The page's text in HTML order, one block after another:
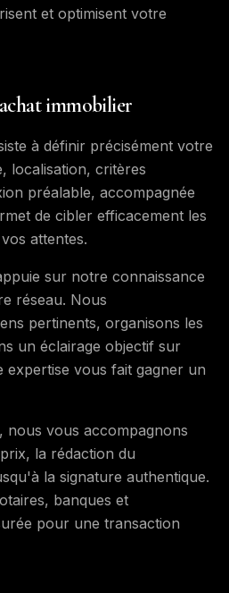
et optimisent votre
immobilier
à définir précisément votre
localisation, critères
préalable, accompagnée
de cibler efficacement les
attentes.
sur notre connaissance
réseau. Nous
pertinents, organisons les
un éclairage objectif sur
expertise vous fait gagner un
nous vous accompagnons
la rédaction du
la signature authentique.
banques et
pour une transaction